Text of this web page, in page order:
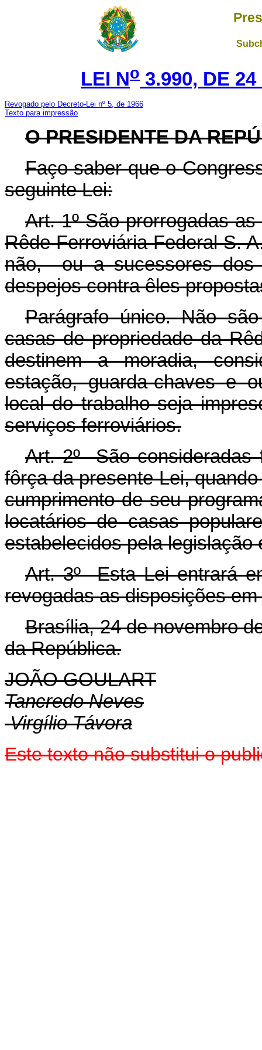
LEI No 3.990, DE
Revogado pelo Decreto-Lei nº 5, de 1966
Texto para impressão
O PRESIDENTE DA
Faço saber que o
seguinte Lei:
Art. 1º São prorrogadas
Rêde Ferroviária Federal S.
não, ou a sucessores dos
despejos contra êles
Parágrafo único. Não
casas de propriedade da
destinem a moradia,
estação, guarda-chaves e
local do trabalho seja
serviços ferroviários.
Art. 2º São consideradas
fôrça da presente Lei,
cumprimento de seu
locatários de casas
estabelecidos pela legislação
Art. 3º Esta Lei entrará
revogadas as disposições
Brasília, 24 de novembro
da República.
JOÃO GOULART
Tancredo Neves
Virgílio Távora
Este texto não substitui o